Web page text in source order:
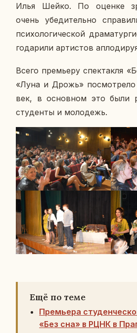
Илья Шейко. По оценке
очень убе­ди­тель­но
пси­хо­ло­ги­че­ской
го­да­ри­ли ар­ти­стов
Всего пре­мье­ру спек­так­ля
«Луна и Дрожь»
век, в ос­нов­ном это были
сту­ден­ты и мо­ло­дежь.
Ещё по теме
Премьера
«Без сна» в РЦНК в